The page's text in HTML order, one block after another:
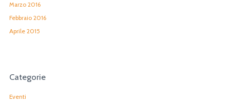
Marzo 2016
Febbraio 2016
Aprile 2015
Categorie
Eventi